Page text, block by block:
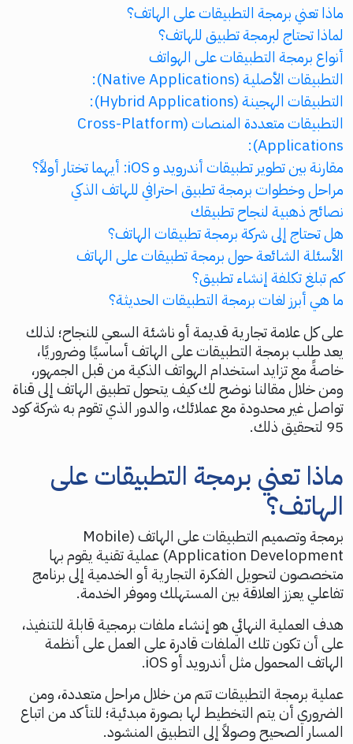
ماذا تعني برمجة التطبيقات على الهاتف؟
لماذا تحتاج لبرمجة تطبيق للهاتف؟
أنواع برمجة التطبيقات على الهواتف
التطبيقات الأصلية (Native Applications):
التطبيقات الهجينة (Hybrid Applications):
التطبيقات متعددة المنصات (Cross-Platform
Applications):
مقارنة بين تطوير تطبيقات أندرويد و iOS: أيهما تختار أولاً؟
مراحل وخطوات برمجة تطبيق احترافي للهاتف الذكي
نصائح ذهبية لنجاح تطبيقك
هل تحتاج إلى شركة برمجة تطبيقات الهاتف؟
الأسئلة الشائعة حول برمجة تطبيقات على الهاتف
كم تبلغ تكلفة إنشاء تطبيق؟
ما هي أبرز لغات برمجة التطبيقات الحديثة؟
على كل علامة تجارية قديمة أو ناشئة السعي للنجاح؛ لذلك
يعد طلب برمجة التطبيقات على الهاتف أساسيًا وضروريًا،
خاصةً مع تزايد استخدام الهواتف الذكية من قبل الجمهور،
ومن خلال مقالنا نوضح لك كيف يتحول تطبيق الهاتف إلى قناة
تواصل غير محدودة مع عملائك، والدور الذي تقوم به شركة كود
95 لتحقيق ذلك.
ماذا تعني برمجة التطبيقات على
الهاتف؟
برمجة وتصميم التطبيقات على الهاتف (Mobile
Application Development) عملية تقنية يقوم بها
متخصصون لتحويل الفكرة التجارية أو الخدمية إلى برنامج
تفاعلي يعزز العلاقة بين المستهلك وموفر الخدمة.
هدف العملية النهائي هو إنشاء ملفات برمجية قابلة للتنفيذ،
على أن تكون تلك الملفات قادرة على العمل على أنظمة
الهاتف المحمول مثل أندرويد أو iOS.
عملية برمجة التطبيقات تتم من خلال مراحل متعددة، ومن
الضروري أن يتم التخطيط لها بصورة مبدئية؛ للتأكد من اتباع
المسار الصحيح وصولاً إلى التطبيق المنشود.